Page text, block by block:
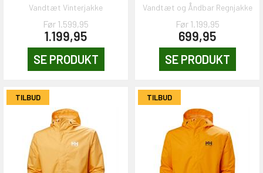
Vandtæt Vinterjakke
Før 1.599,95
1.199,95
SE PRODUKT
Vandtæt og Åndbar Regnjakke
Før 1.199,95
699,95
SE PRODUKT
TILBUD TILBUD